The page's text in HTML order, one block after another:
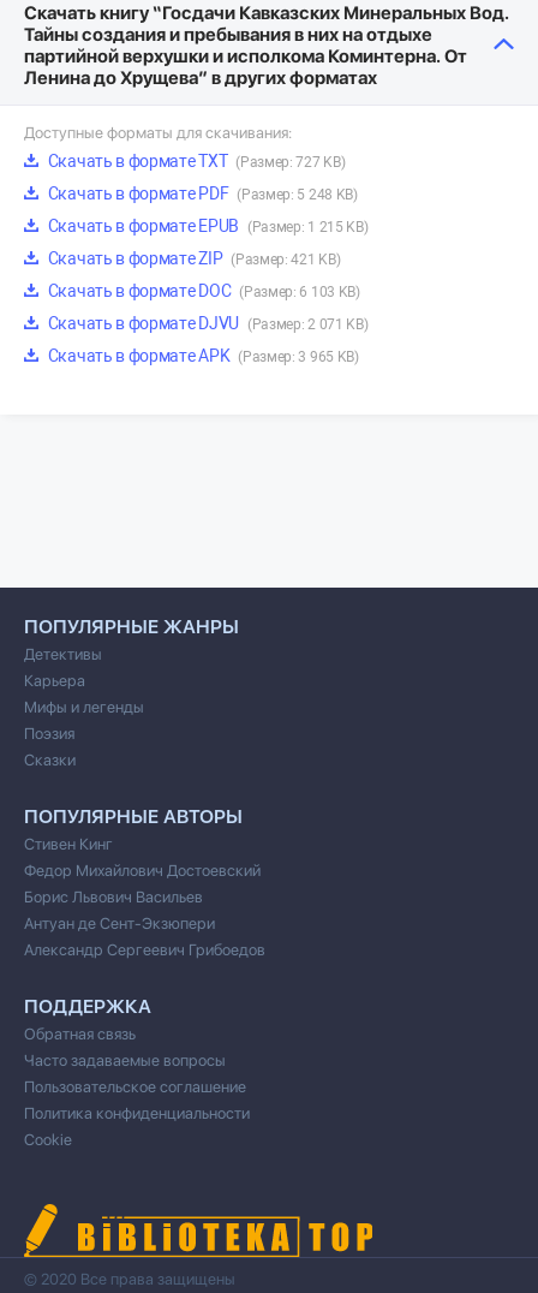
Скачать книгу “Госдачи Кавказских Минеральных Вод.
Тайны создания и пребывания в них на отдыхе
партийной верхушки и исполкома Коминтерна. От
Ленина до Хрущева” в других форматах
Доступные форматы для скачивания:
Скачать в формате TXT (Размер: 727 KB)
Скачать в формате PDF (Размер: 5 248 KB)
Скачать в формате EPUB (Размер: 1 215 KB)
Скачать в формате ZIP (Размер: 421 KB)
Скачать в формате DOC (Размер: 6 103 KB)
Скачать в формате DJVU (Размер: 2 071 KB)
Скачать в формате APK (Размер: 3 965 KB)
ПОПУЛЯРНЫЕ ЖАНРЫ
Детективы
Карьера
Мифы и легенды
Поэзия
Сказки
ПОПУЛЯРНЫЕ АВТОРЫ
Стивен Кинг
Федор Михайлович Достоевский
Борис Львович Васильев
Антуан де Сент-Экзюпери
Александр Сергеевич Грибоедов
ПОДДЕРЖКА
Обратная связь
Часто задаваемые вопросы
Пользовательское соглашение
Политика конфиденциальности
Cookie
© 2020 Все права защищены